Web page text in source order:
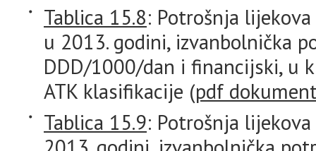
Tablica 15.8: Potrošnja
u 2013. godini, izvanbolnička
DDD/1000/dan i financijski, u
ATK klasifikacije (pdf
Tablica 15.9: Potrošnja